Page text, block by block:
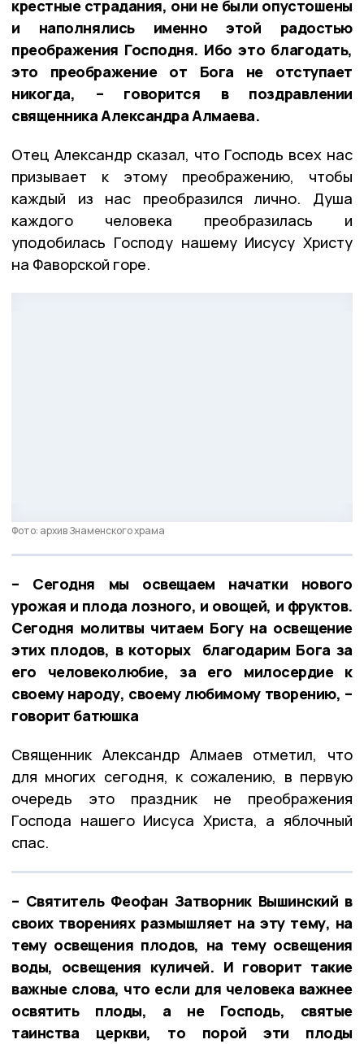
крестные страдания, они не были опустошены
и наполнялись именно этой радостью
преображения Господня. Ибо это благодать,
это преображение от Бога не отступает
никогда, – говорится в поздравлении
священника Александра Алмаева.
Отец Александр сказал, что Господь всех нас
призывает к этому преображению, чтобы
каждый из нас преобразился лично. Душа
каждого человека преобразилась и
уподобилась Господу нашему Иисусу Христу
на Фаворской горе.
Фото: архив Знаменского храма
– Сегодня мы освещаем начатки нового
урожая и плода лозного, и овощей, и фруктов.
Сегодня молитвы читаем Богу на освещение
этих плодов, в которых благодарим Бога за
его человеколюбие, за его милосердие к
своему народу, своему любимому творению, –
говорит батюшка
Священник Александр Алмаев отметил, что
для многих сегодня, к сожалению, в первую
очередь это праздник не преображения
Господа нашего Иисуса Христа, а яблочный
спас.
– Святитель Феофан Затворник Вышинский в
своих творениях размышляет на эту тему, на
тему освещения плодов, на тему освещения
воды, освещения куличей. И говорит такие
важные слова, что если для человека важнее
освятить плоды, а не Господь, святые
таинства церкви, то порой эти плоды